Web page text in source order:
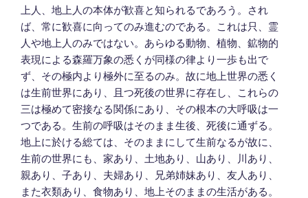
上人、地上人の本体が歓喜と知られるであろう。され
ば、常に歓喜に向ってのみ進むのである。これは只、霊
人や地上人のみではない。あらゆる動物、植物、鉱物的
表現による森羅万象の悉くが同様の律より一歩も出で
ず、その極内より極外に至るのみ。故に地上世界の悉く
は生前世界にあり、且つ死後の世界に存在し、これらの
三は極めて密接なる関係にあり、その根本の大呼吸は一
つである。生前の呼吸はそのまま生後、死後に通ずる。
地上に於ける総ては、そのままにして生前なるが故に、
生前の世界にも、家あり、土地あり、山あり、川あり、
親あり、子あり、夫婦あり、兄弟姉妹あり、友人あり、
また衣類あり、食物あり、地上そのままの生活がある。